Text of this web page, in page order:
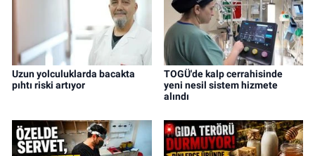
Uzun yolculuklarda bacakta
pıhtı riski artıyor
TOGÜ'de kalp cerrahisinde
yeni nesil sistem hizmete
alındı